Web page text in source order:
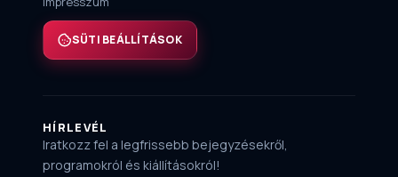
SÜTI BEÁLLÍTÁSOK
HÍRLEVÉL
Iratkozz fel a legfrissebb bejegyzésekről,
programokról és kiállításokról!